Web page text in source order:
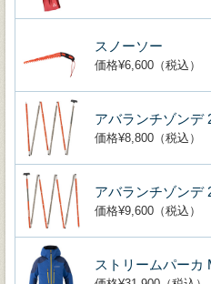
スノーソー
価格¥6,600（税込）
アバランチゾンデ
価格¥8,800（税込）
アバランチゾンデ
価格¥9,600（税込）
ストリームパーカ